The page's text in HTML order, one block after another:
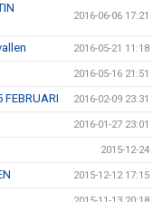
2016-06-06 17:21
2016-05-21 11:18
2016-05-16 21:51
FEBRUARI 2016-02-09 23:31
2016-01-27 23:01
2015-12-24
2015-12-12 17:15